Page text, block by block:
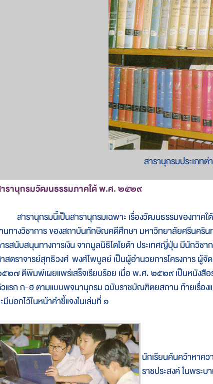
สารานุกรมประเภทต่
รานุกรมวัฒนธรรมภาคใต้ พ.ศ. ๒๕๒๙
สารานุกรมนี้เป็นสารานุกรมเฉพาะ เรื่องวัฒนธรรมของภาคใต้
นทางวิชาการ ของสถาบันทักษิณคดีศึกษา มหาวิทยาลัยศรีนคริ
รสนับสนุนทางการเงิน จากมูลนิธิโตโยต้า ประเทศญี่ปุ่น มีนักวิชา
สตราจารย์สุทธิวงศ์ พงศ์ไพบูลย์ เป็นผู้อำนวยการโครงการ ผู้
๒๗ ตีพิมพ์เผยแพร่เสร็จเรียบร้อย เมื่อ พ.ศ. ๒๕๒๙ เป็นหนังสือ
แรก ก-ฮ ตามแบบพจนานุกรม ฉบับราชบัณฑิตยสถาน ท้ายเรื่องแ
มีบอกไว้ในหน้าคำชี้แจงในเล่มที่ ๑
นักเรียนค้นคว้าหาคว
ราชประสงค์ ในพระบ